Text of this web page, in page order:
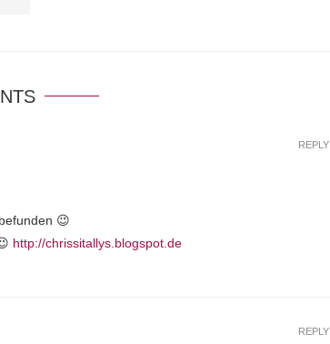
😉
http://chrissitallys.blogspot.de
REPLY
REPLY